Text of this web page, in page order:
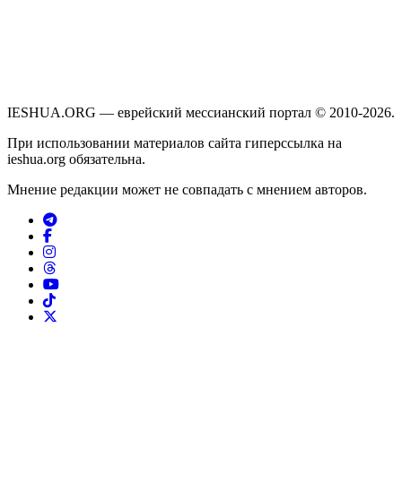
IESHUA.ORG — еврейский мессианский портал © 2010-2026.
При использовании материалов сайта гиперссылка на
ieshua.org обязательна.
Мнение редакции может не совпадать с мнением авторов.